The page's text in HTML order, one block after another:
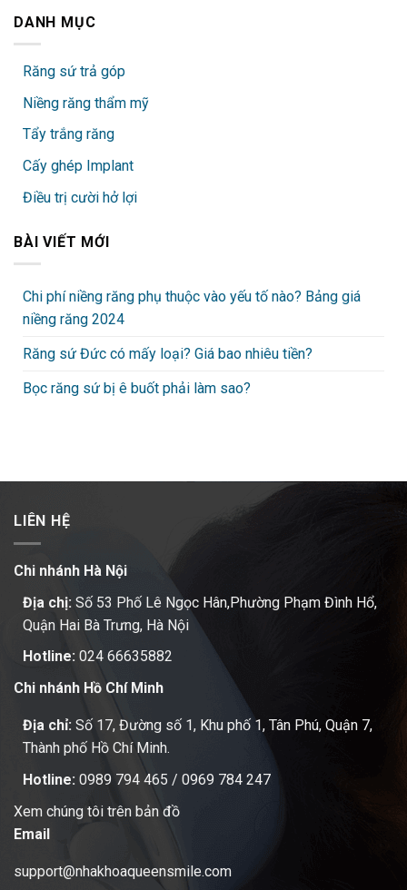
DANH MỤC
Răng sứ trả góp
Niềng răng thẩm mỹ
Tẩy trắng răng
Cấy ghép Implant
Điều trị cười hở lợi
BÀI VIẾT MỚI
Chi phí niềng răng phụ thuộc vào yếu tố nào? Bảng giá
niềng răng 2024
Răng sứ Đức có mấy loại? Giá bao nhiêu tiền?
Bọc răng sứ bị ê buốt phải làm sao?
LIÊN HỆ
Chi nhánh Hà Nội
Địa chị: Số 53 Phố Lê Ngọc Hân,Phường Phạm Đình Hổ,
Quận Hai Bà Trưng, Hà Nội
Hotline: 024 66635882
Chi nhánh Hồ Chí Minh
Địa chỉ: Số 17, Đường số 1, Khu phố 1, Tân Phú, Quận 7,
Thành phố Hồ Chí Minh.
Hotline: 0989 794 465 / 0969 784 247
Xem chúng tôi trên bản đồ
Email
support@nhakhoaqueensmile.com